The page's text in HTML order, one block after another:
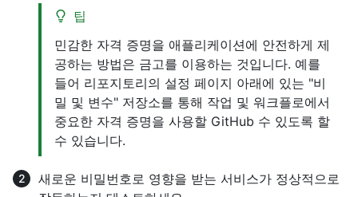
팁
민감한 자격 증명을 애플리케이션에 안전하게 제
공하는 방법은 금고를 이용하는 것입니다. 예를
들어 리포지토리의 설정 페이지 아래에 있는 "비
밀 및 변수" 저장소를 통해 작업 및 워크플로에서
중요한 자격 증명을 사용할 GitHub 수 있도록 할
수 있습니다.
새로운 비밀번호로 영향을 받는 서비스가 정상적으로